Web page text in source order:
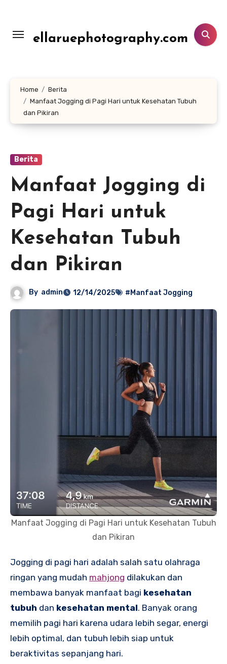
konten
ellaruephotography.com
Home
Berita
Manfaat Jogging di Pagi Hari untuk Kesehatan Tubuh
dan Pikiran
Berita
Manfaat Jogging di
Pagi Hari untuk
Kesehatan Tubuh
dan Pikiran
By admin 12/14/2025 #Manfaat Jogging
Manfaat Jogging di Pagi Hari untuk Kesehatan Tubuh
dan Pikiran
Jogging di pagi hari adalah salah satu olahraga
ringan yang mudah mahjong dilakukan dan
membawa banyak manfaat bagi kesehatan
tubuh dan kesehatan mental. Banyak orang
memilih pagi hari karena udara lebih segar, energi
lebih optimal, dan tubuh lebih siap untuk
beraktivitas sepanjang hari.